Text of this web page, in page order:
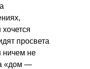
хочется
просвета
ничем не
«дом —